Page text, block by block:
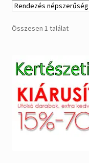
Összesen 1 találat